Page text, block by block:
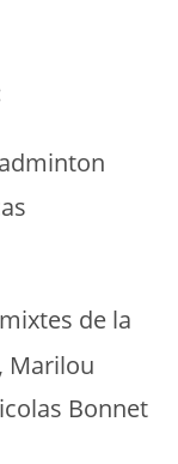
de la
, Marilou
Bonnet